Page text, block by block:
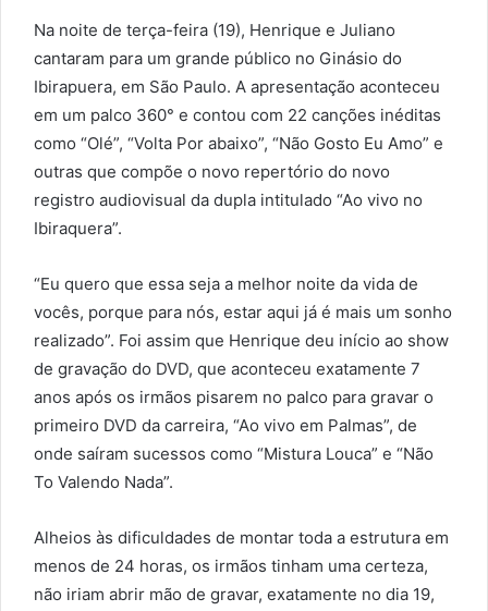
Na noite de terça-feira (19), Henrique e Juliano
cantaram para um grande público no Ginásio do
Ibirapuera, em São Paulo. A apresentação aconteceu
em um palco 360° e contou com 22 canções inéditas
como “Olé”, “Volta Por abaixo”, “Não Gosto Eu Amo” e
outras que compõe o novo repertório do novo
registro audiovisual da dupla intitulado “Ao vivo no
Ibiraquera”.
“Eu quero que essa seja a melhor noite da vida de
vocês, porque para nós, estar aqui já é mais um sonho
realizado”. Foi assim que Henrique deu início ao show
de gravação do DVD, que aconteceu exatamente 7
anos após os irmãos pisarem no palco para gravar o
primeiro DVD da carreira, “Ao vivo em Palmas”, de
onde saíram sucessos como “Mistura Louca” e “Não
To Valendo Nada”.
Alheios às dificuldades de montar toda a estrutura em
menos de 24 horas, os irmãos tinham uma certeza,
não iriam abrir mão de gravar, exatamente no dia 19,